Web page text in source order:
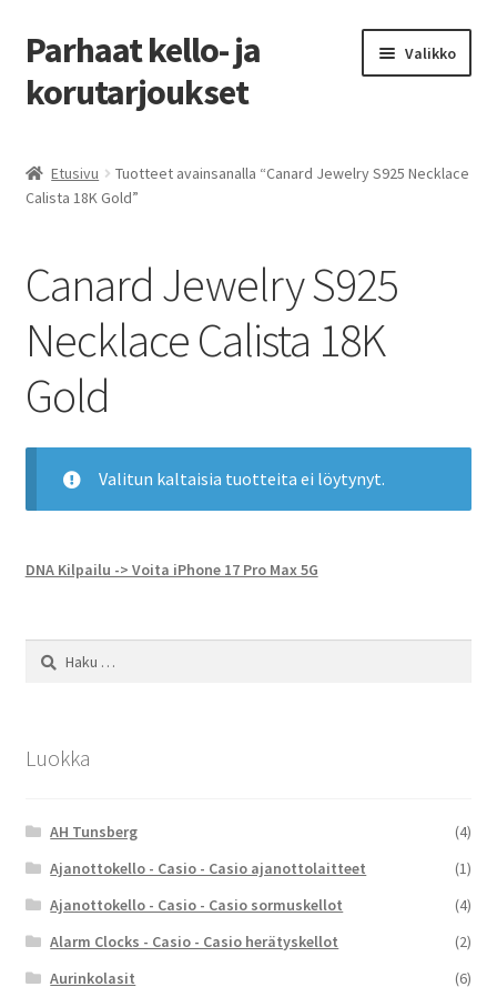
Siirry
navigointiin
Siirry
sisältöön
Parhaat kello- ja
korutarjoukset
Valikko
Parhaat tarjoukset
Etusivu
Tuotteet avainsanalla “Canard Jewelry S925 Necklace
Calista 18K Gold”
Canard Jewelry S925
Necklace Calista 18K
Gold
Valitun kaltaisia tuotteita ei löytynyt.
DNA Kilpailu -> Voita iPhone 17 Pro Max 5G
Haku:
Luokka
AH Tunsberg
(4)
Ajanottokello - Casio - Casio ajanottolaitteet
(1)
Ajanottokello - Casio - Casio sormuskellot
(4)
Alarm Clocks - Casio - Casio herätyskellot
(2)
Aurinkolasit
(6)